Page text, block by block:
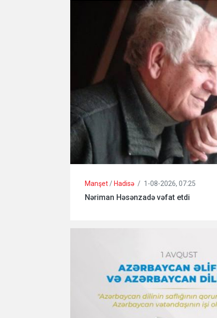
Manşet/ Hadisə / 1-08-2026, 07:25
Nəriman Həsənzadə vəfat etdi